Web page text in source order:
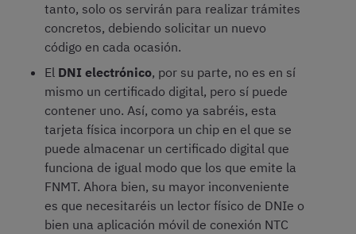
tanto, solo os servirán para realizar trámites
concretos, debiendo solicitar un nuevo
código en cada ocasión.
El DNI electrónico, por su parte, no es en sí
mismo un certificado digital, pero sí puede
contener uno. Así, como ya sabréis, esta
tarjeta física incorpora un chip en el que se
puede almacenar un certificado digital que
funciona de igual modo que los que emite la
FNMT. Ahora bien, su mayor inconveniente
es que necesitaréis un lector físico de DNIe o
bien una aplicación móvil de conexión NTC